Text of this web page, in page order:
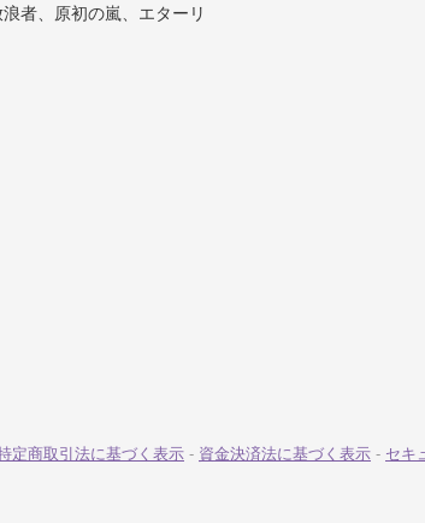
者、原初の嵐、エターリ
定商取引法に基づく表示 - 資金決済法に基づく表示 - セキ